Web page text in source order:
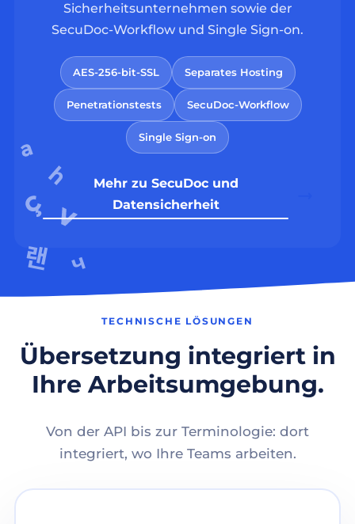
Sicherheitsunternehmen sowie der
SecuDoc-Workflow und Single Sign-on.
AES-256-bit-SSL Separates Hosting
Penetrationstests SecuDoc-Workflow
Single Sign-on
Mehr zu SecuDoc und
Datensicherheit
TECHNISCHE LÖSUNGEN
Übersetzung integriert in
Ihre Arbeitsumgebung.
Von der API bis zur Terminologie: dort
integriert, wo Ihre Teams arbeiten.